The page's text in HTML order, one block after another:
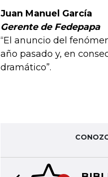
Juan Manuel García
Gerente de Fedepapa
“El anuncio del
año pasado y, en
dramático”.